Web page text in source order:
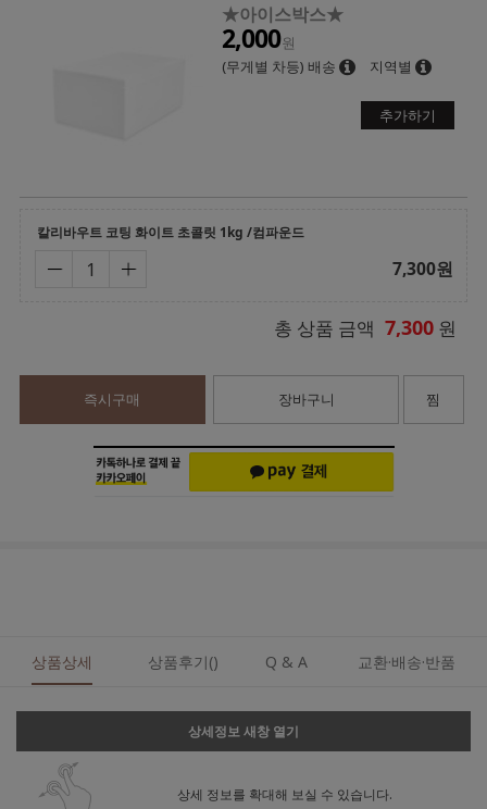
★아이스박스★
2,000원
(무게별 차등) 배송
지역별
추가하기
칼리바우트 코팅 화이트 초콜릿 1kg /컴파운드
7,300원
총 상품 금액 7,300 원
즉시구매 장바구니 찜
상품상세 상품후기() Q & A 교환·배송·반품
상세정보 새창 열기
상세 정보를 확대해 보실 수 있습니다.